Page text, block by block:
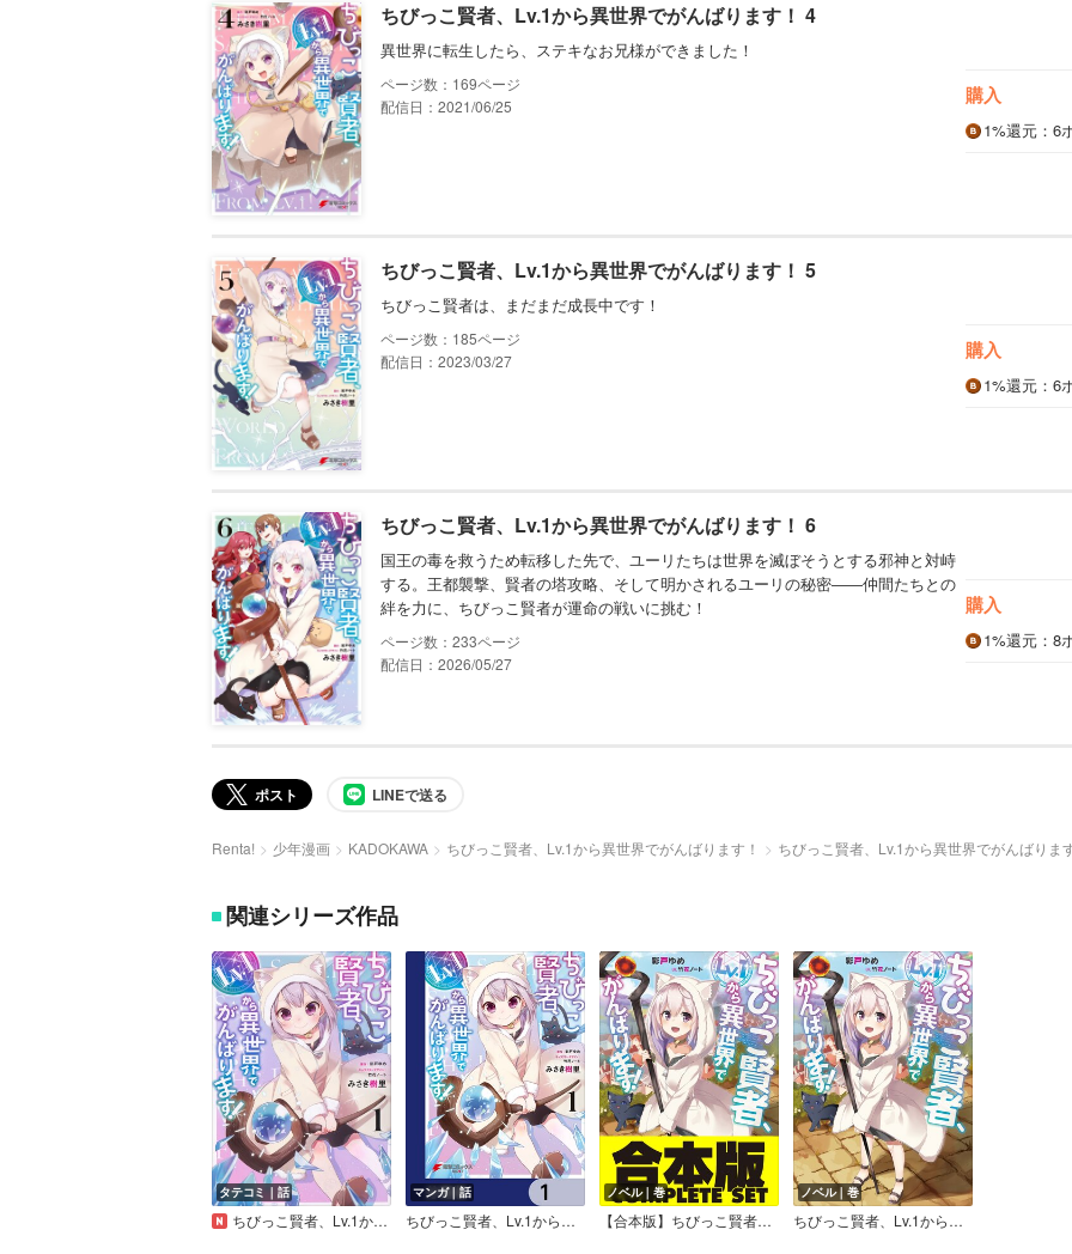
ちびっこ賢者、Lv.1から異世界でがんばります！ 4
異世界に転生したら、ステキなお兄様ができました！
169
配信日：2021/06/25
購入
1%還元 ：6
ちびっこ賢者、Lv.1から異世界でがんばります！ 5
ちびっこ賢者は、まだまだ成長中です！
185
配信日：2023/03/27
購入
1%還元 ：6
ちびっこ賢者、Lv.1から異世界でがんばります！ 6
国王の毒を救うため転移した先で、ユーリたちは世界を滅ぼそうとする邪神と対峙
する。王都襲撃、賢者の塔攻略、そして明かされるユーリの秘密――仲間たちとの
絆を力に、ちびっこ賢者が運命の戦いに挑む！
233
配信日：2026/05/27
購入
1%還元 ：8
ポスト LINEで送る
Renta! 少年漫画 KADOKAWA ちびっこ賢者、Lv.1から異世界でがんばります！ ちびっこ賢者、Lv.1から異世界でがんばりま
関連シリーズ作品
タテコミ｜話
ちびっこ賢者、Lv.1から異世界でがんばります！ 【タテスク】【フルカラー】
マンガ｜話
ちびっこ賢者、Lv.1から異世界でがんばります！【分冊版】
ノベル｜巻
【合本版】ちびっこ賢者、Lv.1から異世界でがんばります！
ノベル｜巻
ちびっこ賢者、Lv.1から異世界でがんばります！